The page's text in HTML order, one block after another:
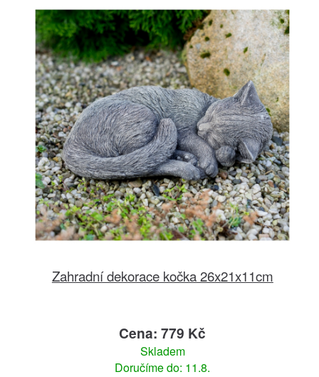
Zahradní dekorace kočka 26x21x11cm
Cena: 779 Kč
Skladem
Doručíme do: 11.8.